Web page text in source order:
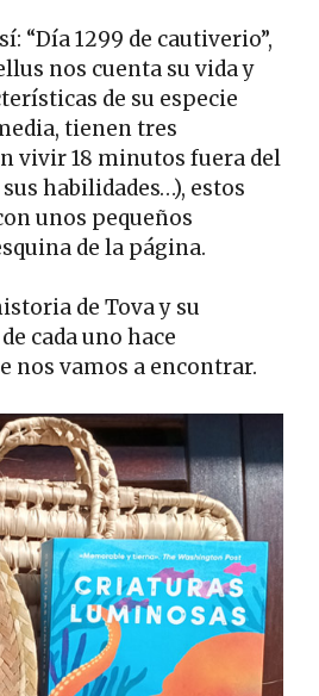
“Día 1299 de cautiverio”,
nos cuenta su vida y
de su especie
tienen tres
vivir 18 minutos fuera del
habilidades…), estos
unos pequeños
de la página.
de Tova y su
cada uno hace
nos vamos a encontrar.